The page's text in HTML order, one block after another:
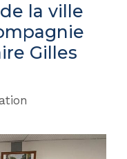
la ville
Gilles